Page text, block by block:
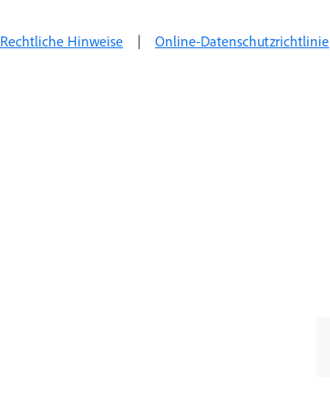
Rechtliche Hinweise | Online-Datenschutzrichtlinie